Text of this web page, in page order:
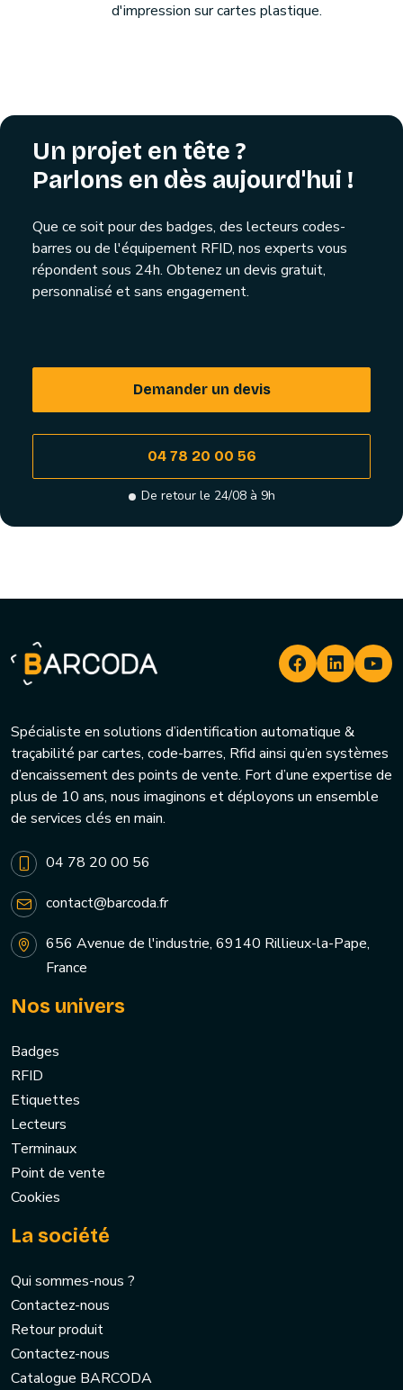
d'impression sur cartes plastique.
Un projet en tête ?
Parlons en dès aujourd'hui !
Que ce soit pour des badges, des lecteurs codes-
barres ou de l'équipement RFID, nos experts vous
répondent sous 24h. Obtenez un devis gratuit,
personnalisé et sans engagement.
Demander un devis
04 78 20 00 56
De retour le 24/08 à 9h
Spécialiste en solutions d’identification automatique &
traçabilité par cartes, code-barres, Rfid ainsi qu’en systèmes
d’encaissement des points de vente. Fort d’une expertise de
plus de 10 ans, nous imaginons et déployons un ensemble
de services clés en main.
04 78 20 00 56
contact@barcoda.fr
656 Avenue de l'industrie, 69140 Rillieux-la-Pape,
France
Nos univers
Badges
RFID
Etiquettes
Lecteurs
Terminaux
Point de vente
Cookies
La société
Qui sommes-nous ?
Contactez-nous
Retour produit
Contactez-nous
Catalogue BARCODA